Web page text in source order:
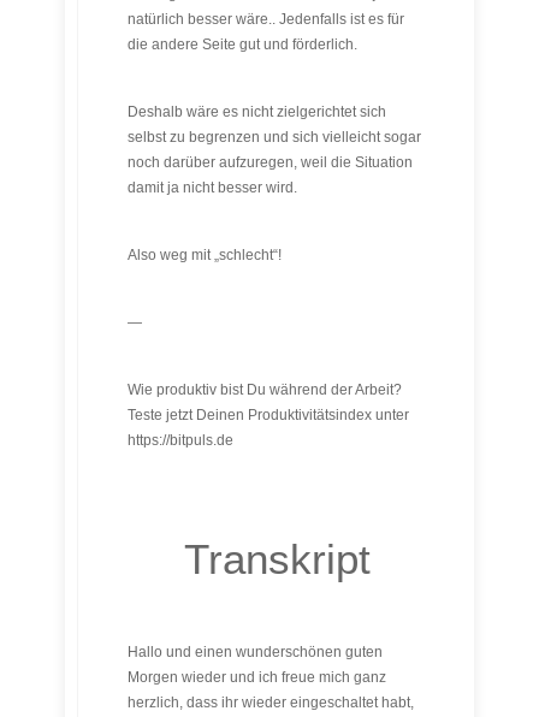
natürlich besser wäre.. Jedenfalls ist es für
die andere Seite gut und förderlich.
Deshalb wäre es nicht zielgerichtet sich
selbst zu begrenzen und sich vielleicht sogar
noch darüber aufzuregen, weil die Situation
damit ja nicht besser wird.
Also weg mit „schlecht“!
—
Wie produktiv bist Du während der Arbeit?
Teste jetzt Deinen Produktivitätsindex unter
https://bitpuls.de
Transkript
Hallo und einen wunderschönen guten
Morgen wieder und ich freue mich ganz
herzlich, dass ihr wieder eingeschaltet habt,